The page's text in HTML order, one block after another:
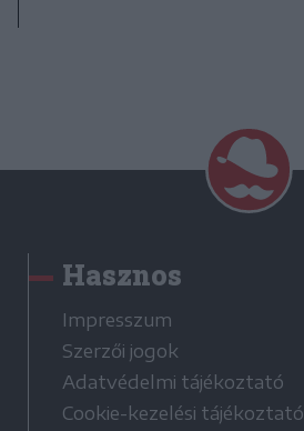
Hasznos
Impresszum
Szerzői jogok
Adatvédelmi tájékoztató
Cookie-kezelési tájékoztató